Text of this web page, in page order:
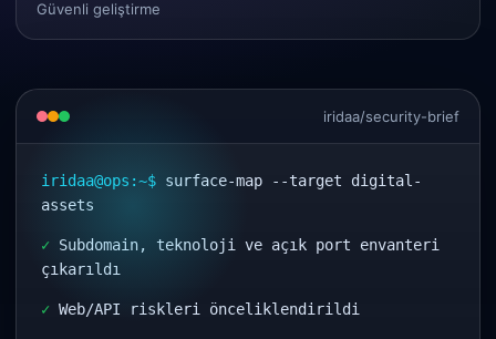
Güvenli geliştirme
iridaa/security-brief
iridaa@ops:~$ surface-map --target digital-
assets
✓ Subdomain, teknoloji ve açık port envanteri
çıkarıldı
✓ Web/API riskleri önceliklendirildi